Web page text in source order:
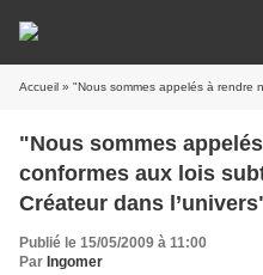
Accueil » "Nous sommes appelés à rendre nos choix
"Nous sommes
conformes aux lois
Créateur dans
Publié le 15/05/2009 à 11:00
Par Ingomer